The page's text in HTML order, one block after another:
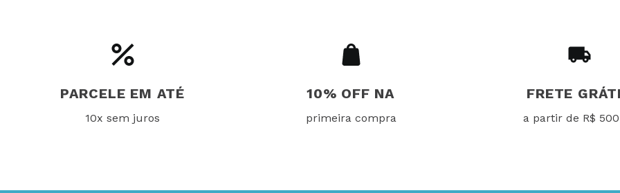
PARCELE EM ATÉ
10x sem juros
10% OFF NA
primeira compra
FRETE
a partir de R$